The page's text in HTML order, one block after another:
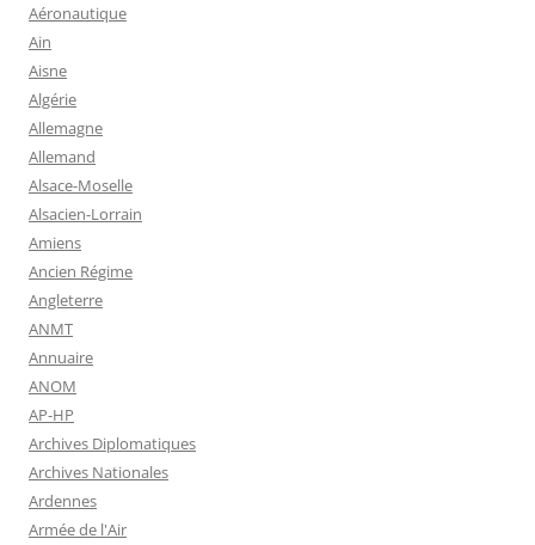
Aéronautique
Ain
Aisne
Algérie
Allemagne
Allemand
Alsace-Moselle
Alsacien-Lorrain
Amiens
Ancien Régime
Angleterre
ANMT
Annuaire
ANOM
AP-HP
Archives Diplomatiques
Archives Nationales
Ardennes
Armée de l'Air